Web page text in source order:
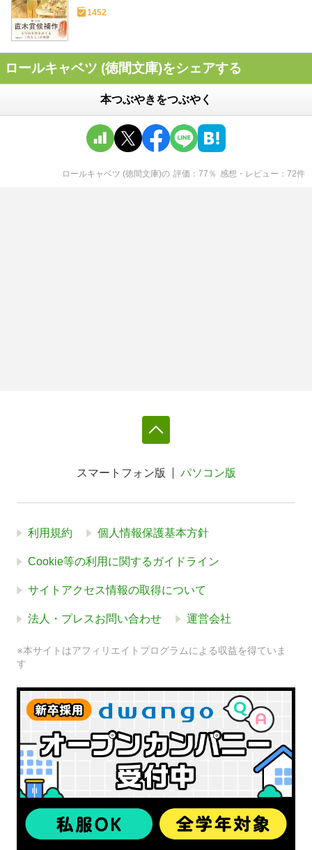
1452
ロールキャベツ (徳間文庫)をシェアする
本つぶやきをつぶやく
ロールキャベツ (徳間文庫)の 評価 77 ％ 感想・レビュー 72件
スマートフォン版 パソコン版
利用規約 個人情報保護基本方針
Cookie等の利用に関するガイドライン
サイトアクセス情報の取得について
法人・プレスお問い合わせ 運営会社
※本サイトはアフィリエイトプログラムによる収益を得ていま
す